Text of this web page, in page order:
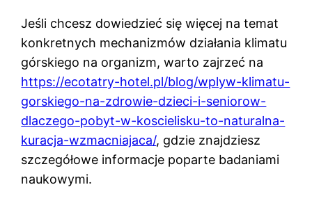
Jeśli chcesz dowiedzieć się więcej na temat
konkretnych mechanizmów działania klimatu
górskiego na organizm, warto zajrzeć na
https://ecotatry-hotel.pl/blog/wplyw-klimatu-
gorskiego-na-zdrowie-dzieci-i-seniorow-
dlaczego-pobyt-w-koscielisku-to-naturalna-
kuracja-wzmacniajaca/, gdzie znajdziesz
szczegółowe informacje poparte badaniami
naukowymi.